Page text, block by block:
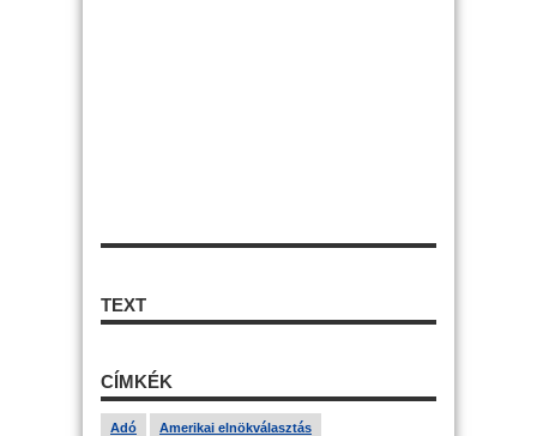
TEXT
CÍMKÉK
Adó Amerikai elnökválasztás